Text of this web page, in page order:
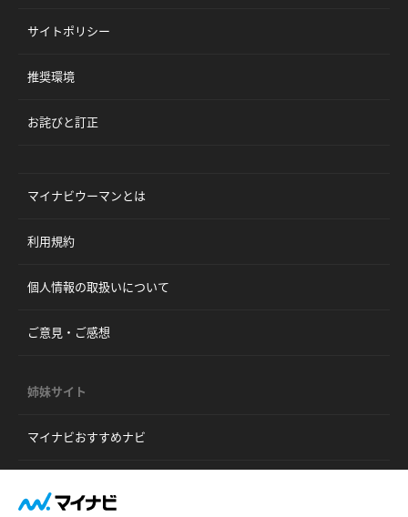
サイトポリシー
推奨環境
お詫びと訂正
マイナビウーマンとは
利用規約
個人情報の取扱いについて
ご意見・ご感想
姉妹サイト
マイナビおすすめナビ